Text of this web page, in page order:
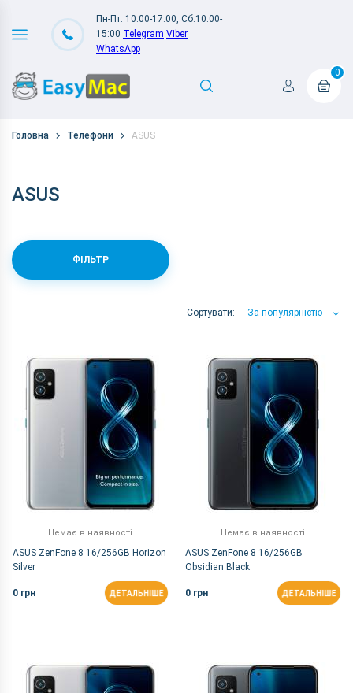
Пн-Пт: 10:00-17:00, Сб:10:00-
15:00 Telegram Viber
WhatsApp
0
Головна Телефони ASUS
ASUS
ФІЛЬТР
Сортувати: За популярністю
За популярністю
Немає в наявності
ASUS ZenFone 8 16/256GB Horizon
Silver
0 грн ДЕТАЛЬНІШЕ
Немає в наявності
ASUS ZenFone 8 16/256GB
Obsidian Black
0 грн ДЕТАЛЬНІШЕ